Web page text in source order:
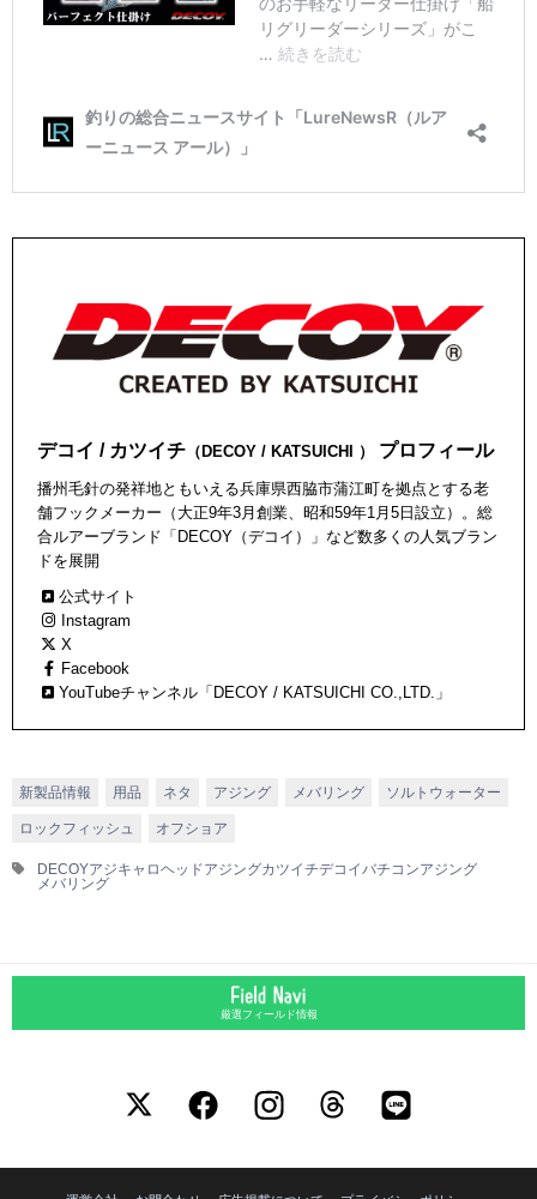
デコイ / カツイチ （DECOY / KATSUICHI ） プロフィール
播州毛針の発祥地ともいえる兵庫県西脇市蒲江町を拠点とする老
舗フックメーカー（大正9年3月創業、昭和59年1月5日設立）。総
合ルアーブランド「DECOY（デコイ）」など数多くの人気ブラン
ドを展開
公式サイト
Instagram
X
Facebook
YouTubeチャンネル「DECOY / KATSUICHI CO.,LTD.」
新製品情報 用品 ネタ アジング メバリング ソルトウォーター
ロックフィッシュ オフショア
DECOYアジキャロヘッドアジングカツイチデコイ バチコンアジング
メバリング
厳選フィールド情報